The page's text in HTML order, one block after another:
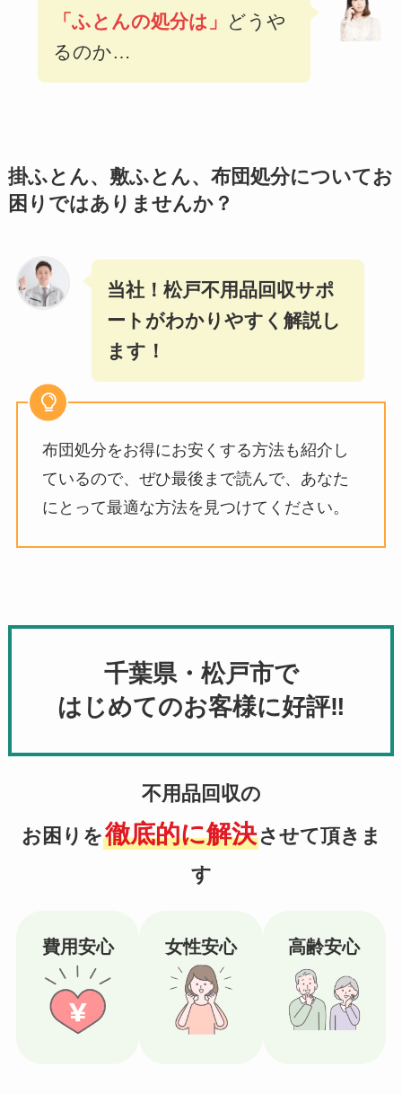
「ふとんの処分は」 どうや
るのか…
掛ふとん、敷ふとん、布団処分についてお
困りではありませんか？
当社！松戸不用品回収サポ
ートがわかりやすく解説し
ます！
布団処分をお得にお安くする方法も紹介し
ているので、ぜひ最後まで読んで、あなた
にとって最適な方法を見つけてください。
千葉県・松戸市で
はじめてのお客様に好評‼
不用品回収の
お困りを徹底的に解決させて頂きま
す
費用安心 女性安心 高齢安心